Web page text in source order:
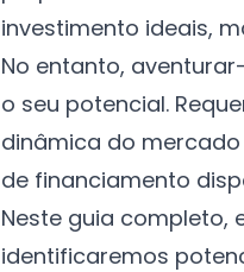
investimento ideais,
No entanto,
o seu potencial.
dinâmica do
de financiamento
Neste guia completo,
identificaremos